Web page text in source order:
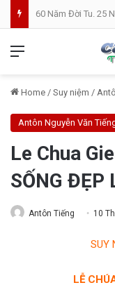
Home / Suy niệm /
Antôn Nguyễn Văn
Le Chua
SỐNG ĐẸP
Antôn Tiếng 10
SUY
LỄ